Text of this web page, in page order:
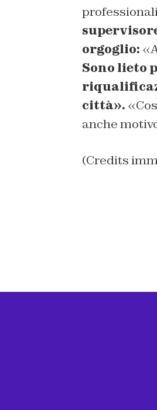
orgoglio:
Sono lieto
città».
anche
(Credits